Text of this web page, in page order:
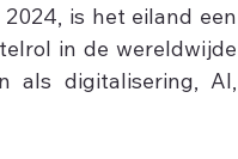
is het eiland een
in de wereldwijde
als digitalisering, AI,